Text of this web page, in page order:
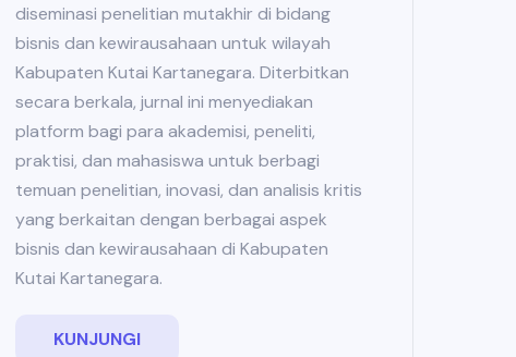
diseminasi penelitian mutakhir di bidang
bisnis dan kewirausahaan untuk wilayah
Kabupaten Kutai Kartanegara. Diterbitkan
secara berkala, jurnal ini menyediakan
platform bagi para akademisi, peneliti,
praktisi, dan mahasiswa untuk berbagi
temuan penelitian, inovasi, dan analisis kritis
yang berkaitan dengan berbagai aspek
bisnis dan kewirausahaan di Kabupaten
Kutai Kartanegara.
KUNJUNGI